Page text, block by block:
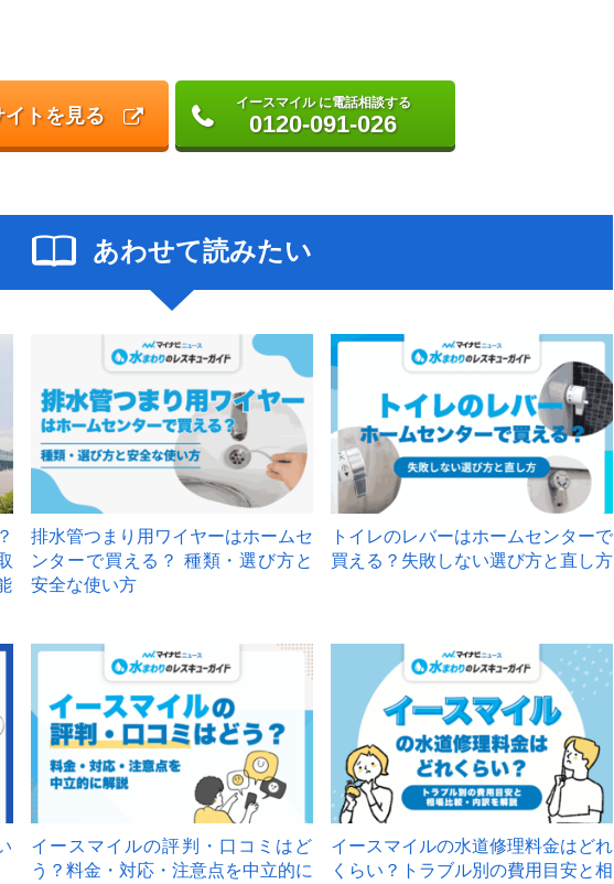
イトを見る
イースマイル に電話相談する
0120-091-026
あわせて読みたい
排水管つまり用ワイヤーはホームセ
ンターで買える？ 種類・選び方と
安全な使い方
トイレのレバーはホームセンターで
買える？失敗しない選び方と直し方
イースマイルの評判・口コミはど
う？料金・対応・注意点を中立的に
イースマイルの水道修理料金はどれ
くらい？トラブル別の費用目安と相